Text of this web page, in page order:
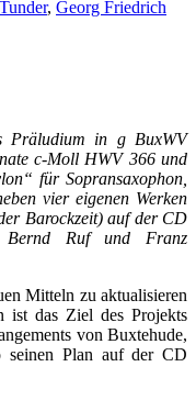
, Georg Friedrich
Präludium in g BuxWV
c-Moll HWV 366 und
für Sopransaxophon,
vier eigenen Werken
Barockzeit) auf der CD
Bernd Ruf und Franz
Mitteln zu aktualisieren
ist das Ziel des Projekts
von Buxtehude,
seinen Plan auf der CD